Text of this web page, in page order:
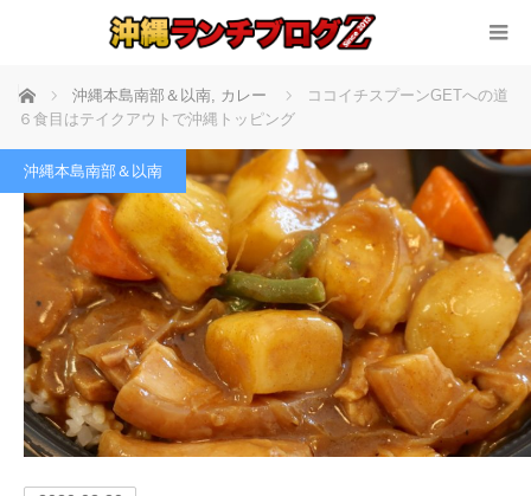
ホーム 沖縄本島南部＆以南, カレー
ココイチスプーンGETへの道
６食目はテイクアウトで沖縄トッピング
沖縄本島南部＆以南